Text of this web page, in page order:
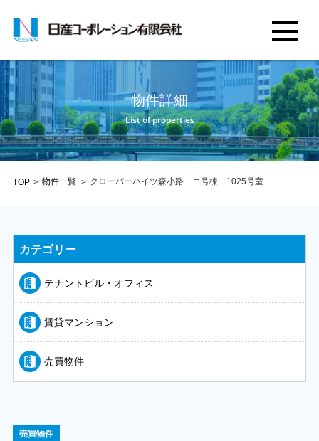
物件詳細
List of properties
TOP > 物件一覧 > クローバーハイツ森小路 ニ号棟 1025号室
売買物件
カテゴリー
テナントビル・オフィス
賃貸マンション
売買物件